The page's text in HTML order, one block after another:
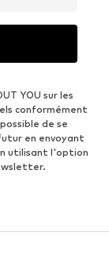
YOU sur les
conformément
de se
en envoyant
utilisant l'option